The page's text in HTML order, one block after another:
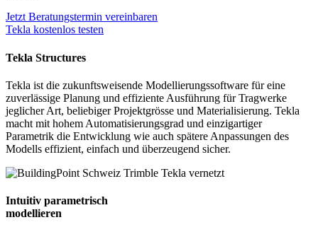
Jetzt Beratungstermin vereinbaren
Tekla kostenlos testen
Tekla Structures
Tekla ist die zukunftsweisende Modellierungssoftware für eine
zuverlässige Planung und effiziente Ausführung für Tragwerke
jeglicher Art, beliebiger Projektgrösse und Materialisierung. Tekla
macht mit hohem Automatisierungsgrad und einzigartiger
Parametrik die Entwicklung wie auch spätere Anpassungen des
Modells effizient, einfach und überzeugend sicher.
Intuitiv parametrisch
modellieren